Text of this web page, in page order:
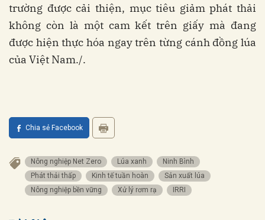
trường được cải thiện, mục tiêu giảm phát thải
không còn là một cam kết trên giấy mà đang
được hiện thực hóa ngay trên từng cánh đồng lúa
của Việt Nam./.
Chia sẻ Facebook
Nông nghiệp Net Zero Lúa xanh
Ninh Bình
Phát thải thấp
Kinh tế tuần hoàn
Sản xuất lúa
Nông nghiệp bền vững
Xử lý rơm rạ IRRI